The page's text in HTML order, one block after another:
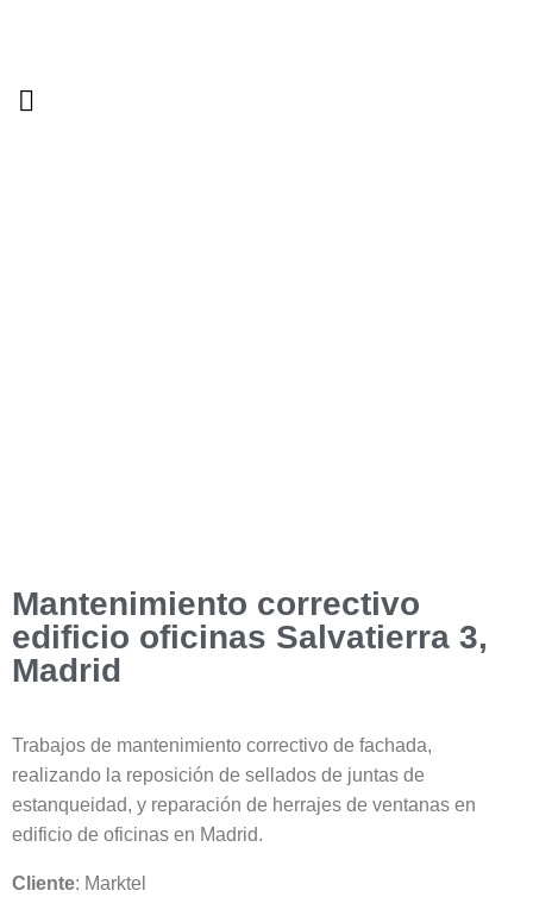
Mantenimiento correctivo
edificio oficinas Salvatierra 3,
Madrid
Trabajos de mantenimiento correctivo de fachada,
realizando la reposición de sellados de juntas de
estanqueidad, y reparación de herrajes de ventanas en
edificio de oficinas en Madrid.
Cliente: Marktel